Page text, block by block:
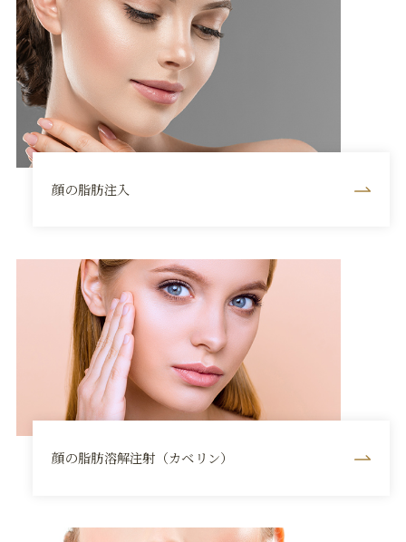
顔の脂肪注入
顔の脂肪溶解注射（カベリン）